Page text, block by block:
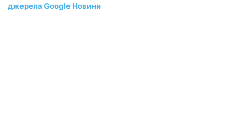
джерела Google Новини